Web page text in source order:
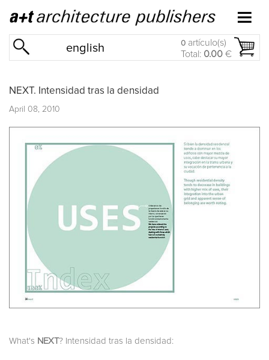
english 0 artículo(s)
Total: 0.00 €
NEXT. Intensidad tras la densidad
April 08, 2010
What's NEXT? Intensidad tras la densidad: